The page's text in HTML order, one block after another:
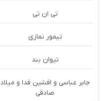
تی ان تی
تیمور نمازی
تیوان بند
جابر عباسی و افشین فدا و میلاد
صادقی